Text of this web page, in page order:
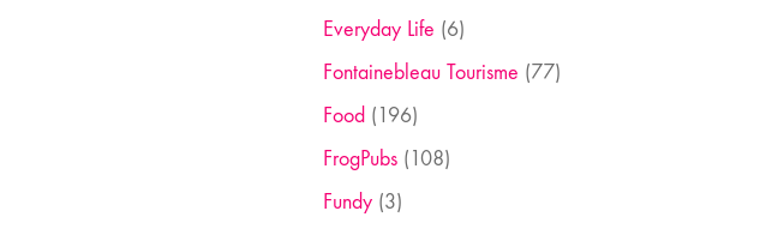
Everyday Life (6)
Fontainebleau Tourisme (77)
Food (196)
FrogPubs(108)
Fundy(3)